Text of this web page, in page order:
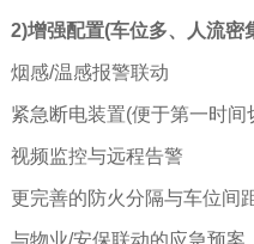
2)增强配置(车位多、人流密
烟感/温感报警联动
紧急断电装置(便于第一时间
视频监控与远程告警
更完善的防火分隔与车位间
与物业/安保联动的应急预案